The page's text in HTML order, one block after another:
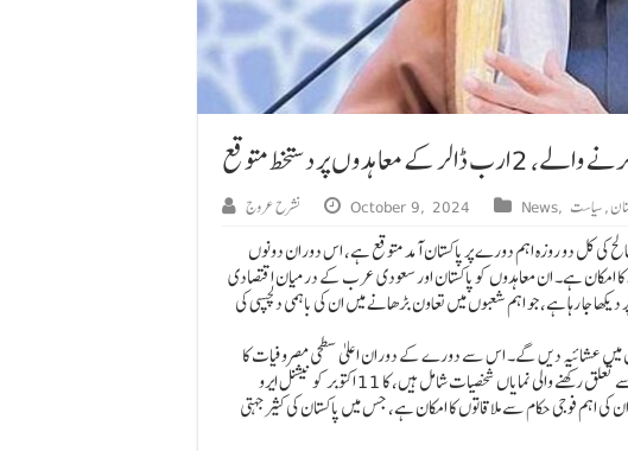
پر دستخط متوقع
نشرح عروج October 9, 2024 News, ,سیاست
کی کل دو روزہ اہم دورے پر پاکستان آمد متوقع ہے، اس دوران دونوں
کیے جانے کا امکان ہے۔ ان معاہدوں کو پاکستان اور سعودی عرب کے درمیان اقتصادی
جا رہا ہے، جو اہم شعبوں میں تعاون بڑھانے میں ان کی باہمی دلچسپی کی
میں عشائیہ دیں گے۔ اس سے دورے کے دوران اعلیٰ سطحی مصروفیات کا
سلسلہ شروع ہو جائے گا۔ سعودی وفد جس میں مختلف صنعتوں سے تعلق رکھنے والی نمایاں شخصیات شامل ہیں، کا 11 اکتوبر کو نیشنل ایرو
اہم فوجی حکام سے ملاقاتوں کا امکان ہے، جس میں پاکستان کی کثیر جہتی